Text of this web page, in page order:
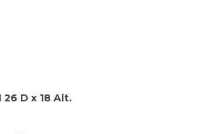
D x 18 Alt.